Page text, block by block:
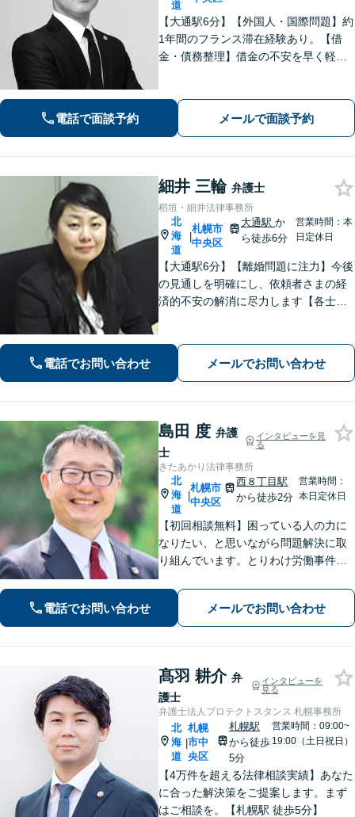
道
【大通駅6分】【外国人・国際問題】約
1年間のフランス滞在経験あり。【借
金・債務整理】借金の不安を早く軽減
電話で面談予約 メールで面談予約
細井 三輪 弁護士
稻垣・細井法律事務所
北
海
道
|
札幌市
中央区
大通駅 か
ら徒歩6分
営業時間：本
日定休日
【大通駅6分】【離婚問題に注力】今後
の見通しを明確にし、依頼者さまの経
済的不安の解消に尽力します【各士業
電話でお問い合わせ メールでお問い合わせ
島田 度 弁護
士
インタビューを見
る
きたあかり法律事務所
北
海
道
|
札幌市
中央区
西８丁目駅
から徒歩2分
営業時間：
本日定休日
【初回相談無料】困っている人の力に
なりたい、と思いながら問題解決に取
り組んでいます。とりわけ労働事件
婚、相続等）に力を入れてきました。
「お願いして良かった」そうお言葉を
いただくことが何より嬉しいです【西1
1丁目駅5分】
電話でお問い合わせ メールでお問い合わせ
髙羽 耕介 弁
護士
インタビューを
見る
弁護士法人プロテクトスタンス 札幌事務所
北
海
道
|
札幌
市中
央区
札幌駅
から徒歩
5分
営業時間：09:00~
19:00（土日祝日）
【4万件を超える法律相談実績】あなた
に合った解決策をご提案します。まず
はご相談を。【札幌駅 徒歩5分】